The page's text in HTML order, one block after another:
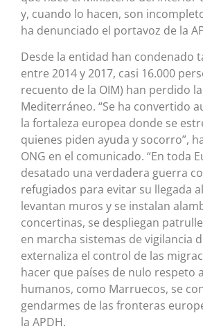
y, cuando lo hacen, son
ha denunciado el portavoz de la
Desde la entidad han condenado
entre 2014 y 2017, casi 16.000
recuento de la OIM) han perdido
Mediterráneo. “Se ha convertido
la fortaleza europea donde se
quienes piden ayuda y socorro”,
ONG en el comunicado. “En toda
desatado una verdadera guerra
refugiados para evitar su llegada
levantan muros y se instalan
concertinas, se despliegan
en marcha sistemas de vigilancia
externaliza el control de las
hacer que países de nulo respeto
humanos, como Marruecos, se
gendarmes de las fronteras
la APDH.